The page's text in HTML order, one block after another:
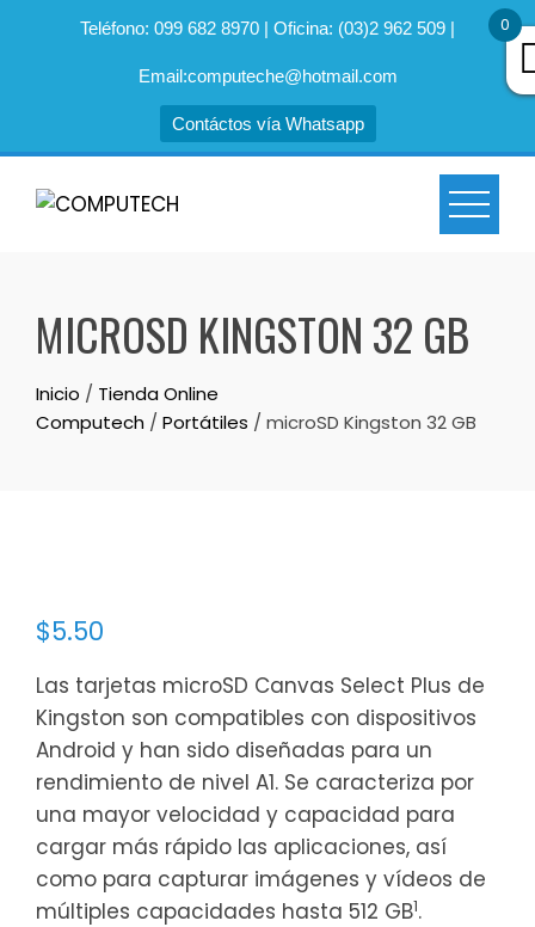
Teléfono: 099 682 8970 | Oficina: (03)2 962 509 |
Email:computeche@hotmail.com
Contáctos vía Whatsapp
Skip
MICROSD KINGSTON 32 GB
Inicio / Tienda Online
Computech / Portátiles / microSD Kingston 32 GB
$5.50
Las tarjetas microSD Canvas Select Plus de
Kingston son compatibles con dispositivos
Android y han sido diseñadas para un
rendimiento de nivel A1. Se caracteriza por
una mayor velocidad y capacidad para
cargar más rápido las aplicaciones, así
como para capturar imágenes y vídeos de
múltiples capacidades hasta 512 GB1.
0